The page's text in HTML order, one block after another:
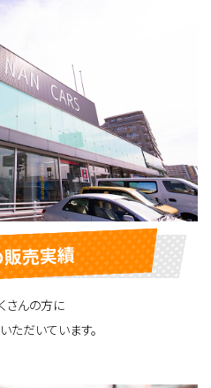
売実績
さんの方に
ただいています。